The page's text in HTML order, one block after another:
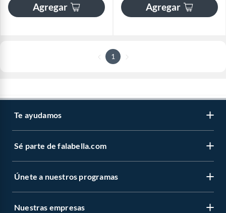
Agregar Agregar
1
Te ayudamos
Sé parte de falabella.com
Únete a nuestros programas
Nuestras empresas